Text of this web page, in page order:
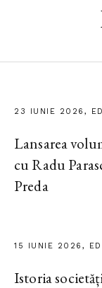
23 IUNIE 2026,
Lansarea
cu Radu
Preda
15 IUNIE 2026,
Istoria